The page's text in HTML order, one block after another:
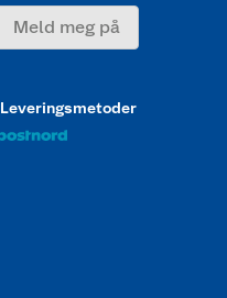
Meld meg på
Leveringsmetoder